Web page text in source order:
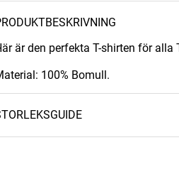
är den perfekta T-shirten för alla
100% Bomull.